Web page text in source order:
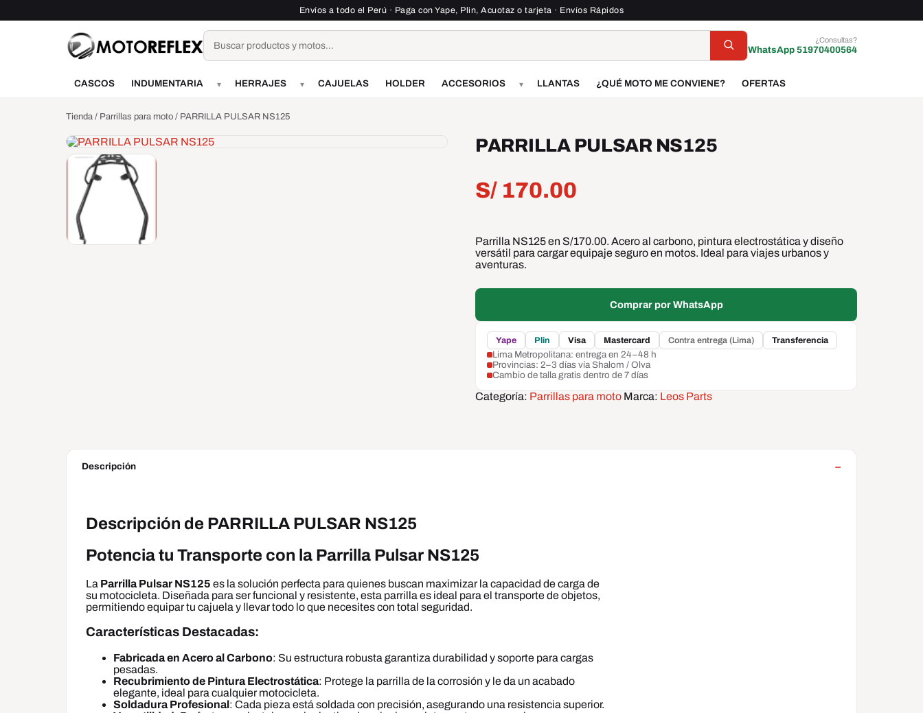
Envíos a todo el Perú · Paga con Yape, Plin, Acuotaz o tarjeta · Envíos Rápidos
Buscar
¿Consultas?
WhatsApp 51970400564
CASCOS INDUMENTARIA ▾ HERRAJES ▾ CAJUELAS HOLDER ACCESORIOS ▾ LLANTAS ¿QUÉ MOTO ME CONVIENE? OFERTAS
Tienda / Parrillas para moto / PARRILLA PULSAR NS125
PARRILLA PULSAR NS125
S/ 170.00
Parrilla NS125 en S/170.00. Acero al carbono, pintura electrostática y diseño
versátil para cargar equipaje seguro en motos. Ideal para viajes urbanos y
aventuras.
Comprar por WhatsApp
Yape Plin Visa Mastercard Contra entrega (Lima) Transferencia
Lima Metropolitana: entrega en 24–48 h
Provincias: 2–3 días vía Shalom / Olva
Cambio de talla gratis dentro de 7 días
Categoría: Parrillas para moto Marca: Leos Parts
Descripción
Descripción de PARRILLA PULSAR NS125
Potencia tu Transporte con la Parrilla Pulsar NS125
La Parrilla Pulsar NS125 es la solución perfecta para quienes buscan maximizar la capacidad de carga de
su motocicleta. Diseñada para ser funcional y resistente, esta parrilla es ideal para el transporte de objetos,
permitiendo equipar tu cajuela y llevar todo lo que necesites con total seguridad.
Características Destacadas:
Fabricada en Acero al Carbono: Su estructura robusta garantiza durabilidad y soporte para cargas
pesadas.
Recubrimiento de Pintura Electrostática: Protege la parrilla de la corrosión y le da un acabado
elegante, ideal para cualquier motocicleta.
Soldadura Profesional: Cada pieza está soldada con precisión, asegurando una resistencia superior.